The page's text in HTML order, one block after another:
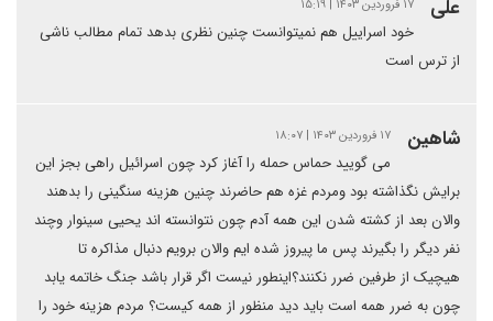
علی ۱۷ فروردین ۱۴۰۳ | ۱۵:۱۹
خود اسراییل هم نمیتوانست چنین نظری بدهد تمام مطالب ناشی
از ترس است
شاهین ۱۷ فروردین ۱۴۰۳ | ۱۸:۰۷
می گویید حماس حمله را آغاز کرد چون اسرائیل راهی بجز این
برایش نگذاشته بود ومردم غزه هم حاضرند چنین هزینه سنگینی را بدهند
والان بعد از کشته شدن این همه آدم چون نتوانسته اند یحیی سینوار وچند
نفر دیگر را بگیرند پس ما پیروز شده ایم والان برویم دنبال مذاکره تا
هیچیک از طرفین ضرر نکنند؟اینطور نیست اگر قرار باشد جنگ خاتمه یابد
چون به ضرر همه است باید دید منظور از همه کیست؟ مردم هزینه خود را